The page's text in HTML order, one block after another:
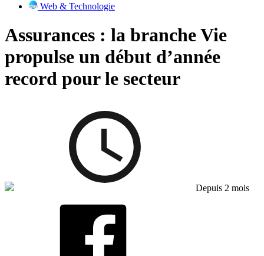
Web & Technologie
Assurances : la branche Vie
propulse un début d’année
record pour le secteur
Depuis 2 mois